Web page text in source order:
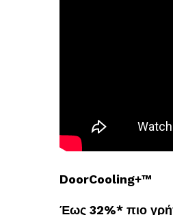
DoorCooling+™
Έως 32%* πιο